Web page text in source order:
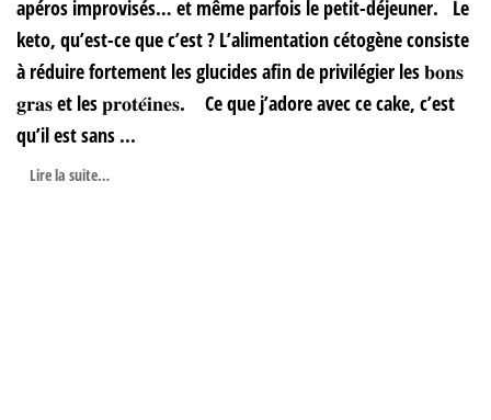
apéros improvisés… et même parfois le petit-déjeuner. Le
keto, qu’est-ce que c’est ? L’alimentation cétogène consiste
à réduire fortement les glucides afin de privilégier les 𝐛𝐨𝐧𝐬
𝐠𝐫𝐚𝐬 et les 𝐩𝐫𝐨𝐭𝐞́𝐢𝐧𝐞𝐬. Ce que j’adore avec ce cake, c’est
qu’il est sans ...
Lire la suite…